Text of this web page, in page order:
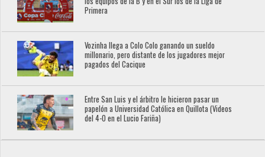
Primera
Vozinha llega a Colo Colo ganando un sueldo
millonario, pero distante de los jugadores mejor
pagados del Cacique
Entre San Luis y el árbitro le hicieron pasar un
papelón a Universidad Católica en Quillota (Videos
del 4-0 en el Lucio Fariña)